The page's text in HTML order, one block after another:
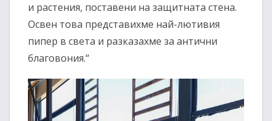
и растения, поставени на защитната стена.
Освен това представихме най-лютивия
пипер в света и разказахме за антични
благовония.“